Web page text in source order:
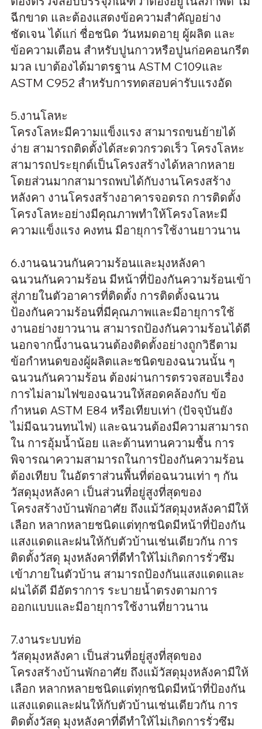
ฉีกขาด และต้องแสดงข้อความสำคัญอย่าง
ชัดเจน ได้แก่ ชื่อชนิด วันหมดอายุ ผู้ผลิต และ
ข้อความเตือน สำหรับปูนกาวหรือปูนก่อคอนกรีต
มวล เบาต้องได้มาตรฐาน ASTM C109และ
ASTM C952 สำหรับการทดสอบค่ารับแรงอัด
5.งานโลหะ
โครงโลหะมีความแข็งแรง สามารถขนย้ายได้
ง่าย สามารถติดตั้งได้สะดวกรวดเร็ว โครงโลหะ
สามารถประยุกต์เป็นโครงสร้างได้หลากหลาย
โดยส่วนมากสามารถพบได้กับงานโครงสร้าง
หลังคา งานโครงสร้างอาคารจอดรถ การติดตั้ง
โครงโลหะอย่างมีคุณภาพทำให้โครงโลหะมี
ความแข็งแรง คงทน มีอายุการใช้งานยาวนาน
6.งานฉนวนกันความร้อนและมุงหลังคา
ฉนวนกันความร้อน มีหน้าที่ป้องกันความร้อนเข้า
สู่ภายในตัวอาคารที่ติดตั้ง การติดตั้งฉนวน
ป้องกันความร้อนที่มีคุณภาพและมีอายุการใช้
งานอย่างยาวนาน สามารถป้องกันความร้อนได้ดี
นอกจากนี้งานฉนวนต้องติดตั้งอย่างถูกวิธีตาม
ข้อกำหนดของผู้ผลิตและชนิดของฉนวนนั้น ๆ
ฉนวนกันความร้อน ต้องผ่านการตรวจสอบเรื่อง
การไม่ลามไฟของฉนวนให้สอดคล้องกับ ข้อ
กำหนด ASTM E84 หรือเทียบเท่า (ปัจจุบันยัง
ไม่มีฉนวนทนไฟ) และฉนวนต้องมีความสามารถ
ใน การอุ้มน้ำน้อย และต้านทานความชื้น การ
พิจารณาความสามารถในการป้องกันความร้อน
ต้องเทียบ ในอัตราส่วนพื้นที่ต่อฉนวนเท่า ๆ กัน
วัสดุมุงหลังคา เป็นส่วนที่อยู่สูงที่สุดของ
โครงสร้างบ้านพักอาศัย ถึงแม้วัสดุมุงหลังคามีให้
เลือก หลากหลายชนิดแต่ทุกชนิดมีหน้าที่ป้องกัน
แสงแดดและฝนให้กับตัวบ้านเช่นเดียวกัน การ
ติดตั้งวัสดุ มุงหลังคาที่ดีทำให้ไม่เกิดการรั่วซึม
เข้าภายในตัวบ้าน สามารถป้องกันแสงแดดและ
ฝนได้ดี มีอัตราการ ระบายน้ำตรงตามการ
ออกแบบและมีอายุการใช้งานที่ยาวนาน
7.งานระบบท่อ
วัสดุมุงหลังคา เป็นส่วนที่อยู่สูงที่สุดของ
โครงสร้างบ้านพักอาศัย ถึงแม้วัสดุมุงหลังคามีให้
เลือก หลากหลายชนิดแต่ทุกชนิดมีหน้าที่ป้องกัน
แสงแดดและฝนให้กับตัวบ้านเช่นเดียวกัน การ
ติดตั้งวัสดุ มุงหลังคาที่ดีทำให้ไม่เกิดการรั่วซึม